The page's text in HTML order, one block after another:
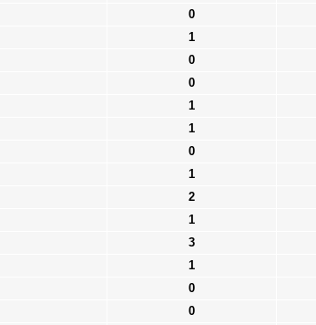
0
1
0
0
1
1
0
1
2
1
3
1
0
0